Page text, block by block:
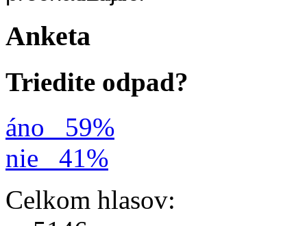
Anketa
Triedite odpad?
áno
59%
nie
41%
Celkom hlasov: